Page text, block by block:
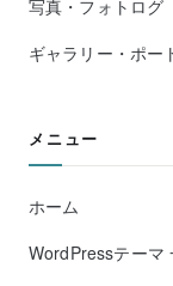
写真・フォトログ
ギャラリー・ポー
メニュー
ホーム
WordPressテーマ